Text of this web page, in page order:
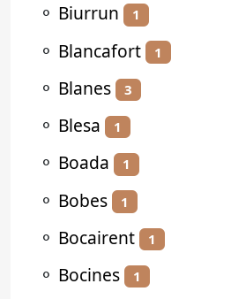
⚬ Biurrun 1
⚬ Blancafort 1
⚬ Blanes 3
⚬ Blesa 1
⚬ Boada 1
⚬ Bobes 1
⚬ Bocairent 1
⚬ Bocines 1